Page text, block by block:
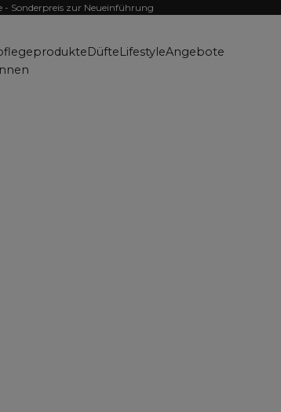
Sonderpreis zur Neueinführung
DüfteLifestyleAngebote